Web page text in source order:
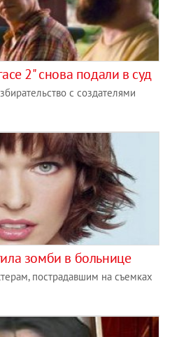
2" снова подали в суд
с создателями
зомби в больнице
пострадавшим на съемках